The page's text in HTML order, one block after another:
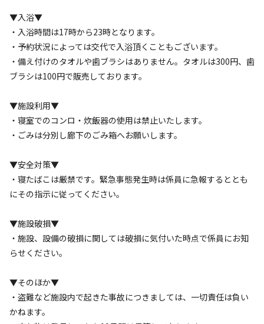
▼入浴▼
・入浴時間は17時から23時となります。
・予約状況によっては交代で入浴頂くこともございます。
・備え付けのタオルや歯ブラシはありません。タオルは300円、歯
ブラシは100円で販売しております。
▼施設利用▼
・寝室でのコンロ・炊飯器の使用は禁止いたします。
・ごみは分別し廊下のごみ箱へお願いします。
▼安全対策▼
・寝たばこは厳禁です。緊急事態発生時は係員に急報するととも
にその指示に従ってください。
▼施設破損▼
・施設、設備の破損に関しては破損に気付いた時点で係員にお知
らせください。
▼そのほか▼
・盗難など施設内で起きた事故につきましては、一切責任は負い
かねます。
チェックイン
利用人数
検索
キャンプサイト（2件）
宿泊